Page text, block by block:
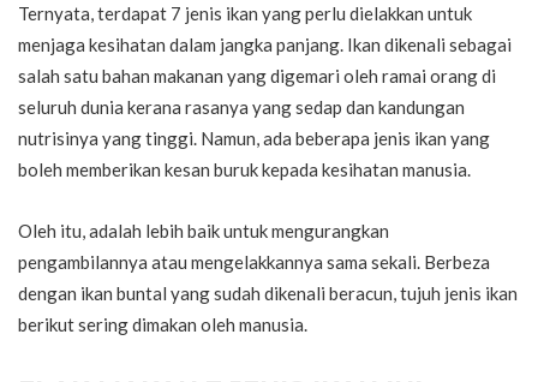
Ternyata, terdapat 7 jenis ikan yang perlu dielakkan untuk
menjaga kesihatan dalam jangka panjang. Ikan dikenali sebagai
salah satu bahan makanan yang digemari oleh ramai orang di
seluruh dunia kerana rasanya yang sedap dan kandungan
nutrisinya yang tinggi. Namun, ada beberapa jenis ikan yang
boleh memberikan kesan buruk kepada kesihatan manusia.
Oleh itu, adalah lebih baik untuk mengurangkan
pengambilannya atau mengelakkannya sama sekali. Berbeza
dengan ikan buntal yang sudah dikenali beracun, tujuh jenis ikan
berikut sering dimakan oleh manusia.